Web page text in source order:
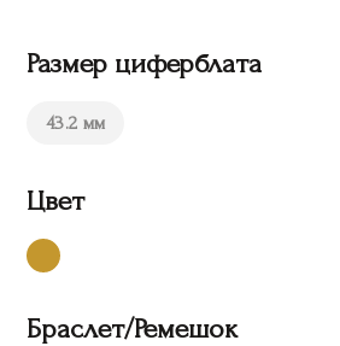
Размер циферблата
43.2 мм
Цвет
Браслет/Ремешок